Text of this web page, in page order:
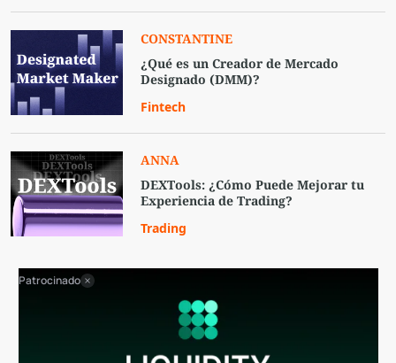
CONSTANTINE
¿Qué es un Creador de Mercado
Designado (DMM)?
Fintech
ANNA
DEXTools: ¿Cómo Puede Mejorar tu
Experiencia de Trading?
Trading
Patrocinado